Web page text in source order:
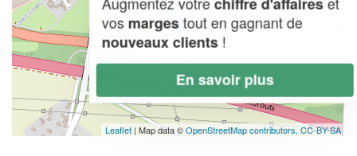
Leaflet | Map data ©OpenStreetMap contributors, CC-BY-SA
vos margestout en gagnant de
nouveaux clients!
En savoir plus